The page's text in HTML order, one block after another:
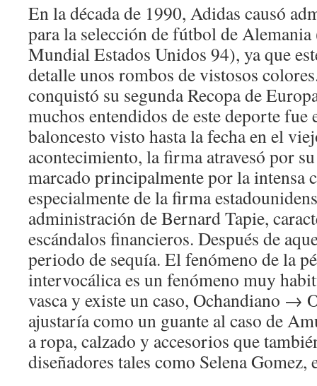
En la década de 1990, Adidas causó
para la selección de fútbol de
Mundial Estados Unidos 94), ya que
detalle unos rombos de vistosos
conquistó su segunda Recopa de
muchos entendidos de este deporte
baloncesto visto hasta la fecha en el
acontecimiento, la firma atravesó por
marcado principalmente por la intensa
especialmente de la firma
administración de Bernard Tapie,
escándalos financieros. Después de
periodo de sequía. El fenómeno de la
intervocálica es un fenómeno muy
vasca y existe un caso, Ochandiano →
ajustaría como un guante al caso de
a ropa, calzado y accesorios que
diseñadores tales como Selena Gomez,